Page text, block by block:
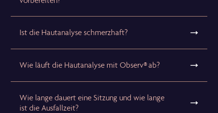
Ist die Hautanalyse schmerzhaft?
Wie läuft die Hautanalyse mit Observ® ab?
Wie lange dauert eine Sitzung und wie lange
ist die Ausfallzeit?